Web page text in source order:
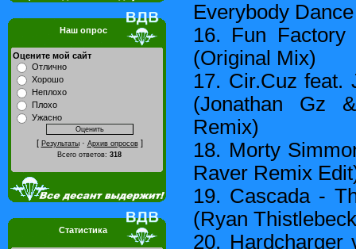
Наш опрос
Оцените мой сайт
Отлично
Хорошо
Неплохо
Плохо
Ужасно
[ Результаты· Архив опросов]
Всего ответов: 318
Статистика
Everybody
16. Fun
(Original Mix)
17. Cir.Cuz feat.
(Jonathan Gz
Remix)
18. Morty
Raver Remix
19. Cascada -
(Ryan
20. Hardcharger